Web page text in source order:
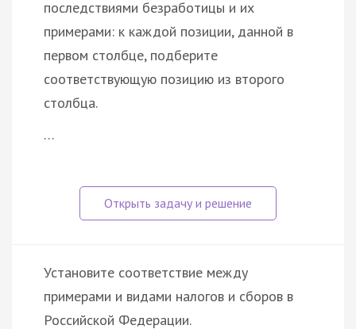
последствиями безработицы и их
примерами: к каждой позиции, данной в
первом столбце, подберите
соответствующую позицию из второго
столбца.
…
Установите соответствие между
примерами и видами налогов и сборов в
Российской Федерации.